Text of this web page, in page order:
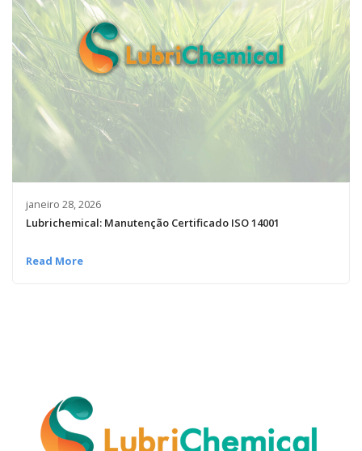
janeiro 28, 2026
Lubrichemical: Manutenção Certificado ISO 14001
Read More